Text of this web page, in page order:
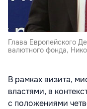
Глава Европейского
валютного фонда,
В рамках визита,
властями, в
с положениями